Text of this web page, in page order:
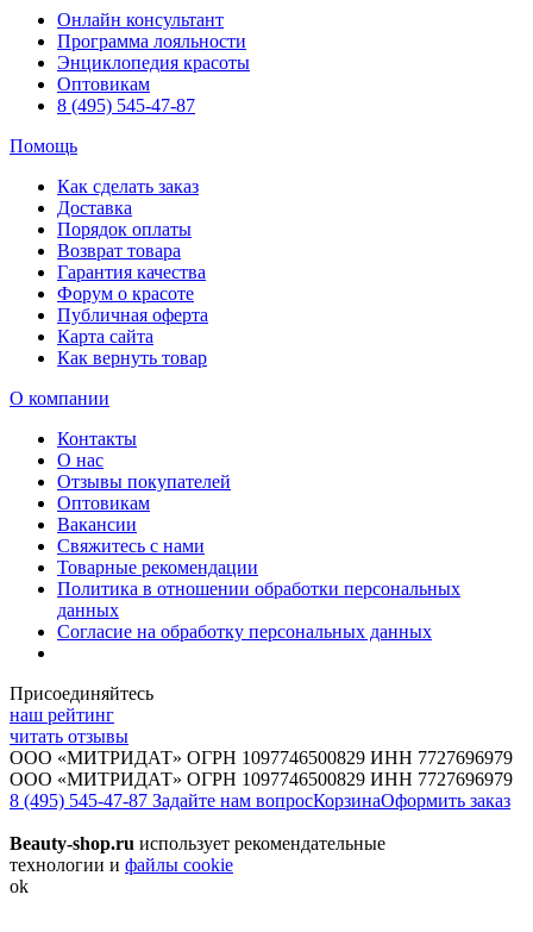
Онлайн консультант
Программа лояльности
Энциклопедия красоты
Оптовикам
8 (495) 545-47-87
Помощь
Как сделать заказ
Доставка
Порядок оплаты
Возврат товара
Гарантия качества
Форум о красоте
Публичная оферта
Карта сайта
Как вернуть товар
О компании
Контакты
О нас
Отзывы покупателей
Оптовикам
Вакансии
Свяжитесь с нами
Товарные рекомендации
Политика в отношении обработки персональных
данных
Согласие на обработку персональных данных
Присоединяйтесь
наш рейтинг
читать отзывы
ООО «МИТРИДАТ» ОГРН 1097746500829 ИНН 7727696979
ООО «МИТРИДАТ» ОГРН 1097746500829 ИНН 7727696979
8 (495) 545-47-87 Задайте нам вопросКорзинаОформить заказ
Beauty-shop.ru использует рекомендательные
технологии и файлы cookie
ok